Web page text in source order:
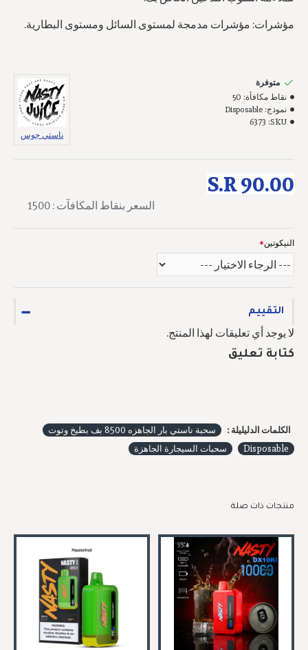
مؤشرات: مؤشرات مدمجة لمستوى السائل ومستوى البطارية.
S.R 90.00
السعر بنقاط المكافآت : 1500
متوفرة
نقاط مكافأة: 50
نموذج: Disposable
SKU:
6373
ناستي جوس
النيكوتين
التقييم
لا يوجد أي تعليقات لهذا المنتج.
كتابة تعليق
الكلمات الدليليلة :
سحبة ناستي بار الجاهزه 8500 بف بطيخ وتوت
Disposable
سحبات السيجارة الجاهزة
منتجات ذات صلة